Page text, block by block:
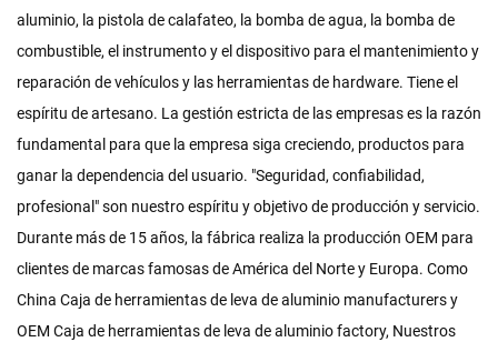
aluminio, la pistola de calafateo, la bomba de agua, la bomba de
combustible, el instrumento y el dispositivo para el mantenimiento y
reparación de vehículos y las herramientas de hardware. Tiene el
espíritu de artesano. La gestión estricta de las empresas es la razón
fundamental para que la empresa siga creciendo, productos para
ganar la dependencia del usuario. "Seguridad, confiabilidad,
profesional" son nuestro espíritu y objetivo de producción y servicio.
Durante más de 15 años, la fábrica realiza la producción OEM para
clientes de marcas famosas de América del Norte y Europa. Como
China Caja de herramientas de leva de aluminio manufacturersy
OEM Caja de herramientas de leva de aluminio factory, Nuestros